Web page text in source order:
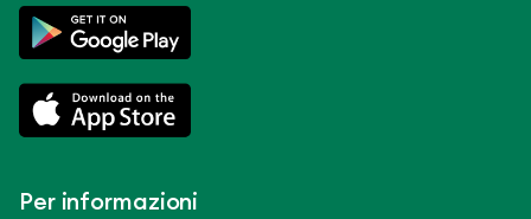
Per informazioni